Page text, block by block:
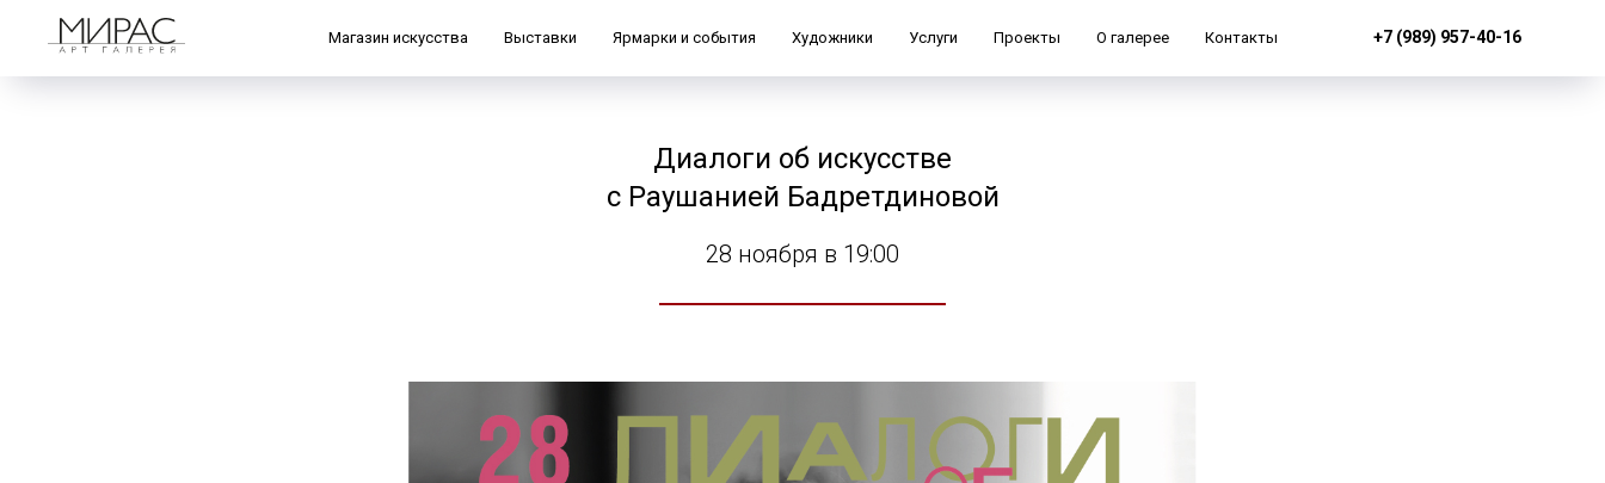
Магазин искусства Выставки Ярмарки и события Художники Услуги Проекты О галерее Контакты +7 (989) 957-40-16
Диалоги об искусстве
с Раушанией Бадретдиновой
28 ноября в 19:00